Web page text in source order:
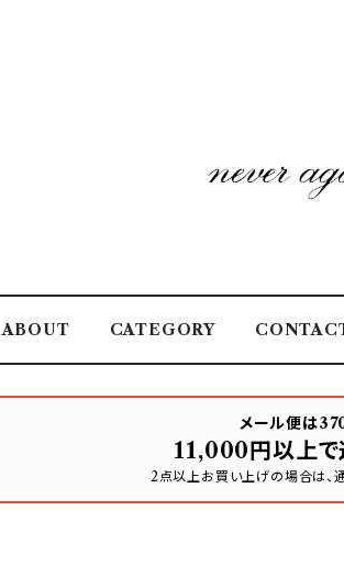
ABOUT CATEGORY
メール便は
11,000円以上で
2点以上お買い上げの場合は、